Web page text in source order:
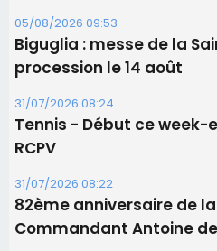
05/08/2026 09:53
Biguglia : messe de la
procession le 14 août
31/07/2026 08:24
Tennis - Début ce week-
RCPV
31/07/2026 08:22
82ème anniversaire de
Commandant Antoine